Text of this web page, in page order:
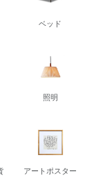
ベッド
照明
アートポスター